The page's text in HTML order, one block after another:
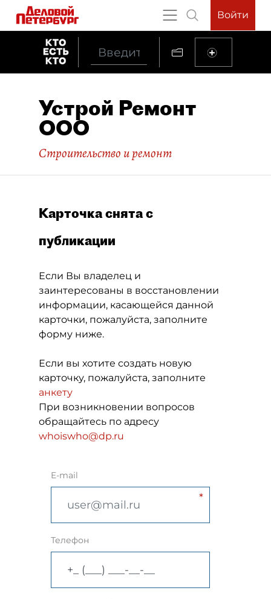
Войти
Устрой Ремонт
ООО
Строительство и ремонт
Карточка снята с
публикации
Если Вы владелец и
заинтересованы в восстановлении
информации, касающейся данной
карточки, пожалуйста, заполните
форму ниже.
Если вы хотите создать новую
карточку, пожалуйста, заполните
анкету
При возникновении вопросов
обращайтесь по адресу
whoiswho@dp.ru
E-mail
Телефон